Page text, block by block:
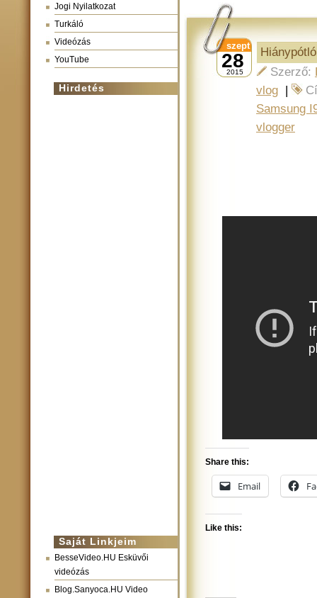
Jogi Nyilatkozat
Turkáló
Videózás
YouTube
Hirdetés
Saját Linkjeim
BesseVideo.HU Esküvői
videózás
Blog.Sanyoca.HU Video
28
szept
2015
Szerző:
vlog |
Samsung
vlogger
Share this:
Email
Like this: